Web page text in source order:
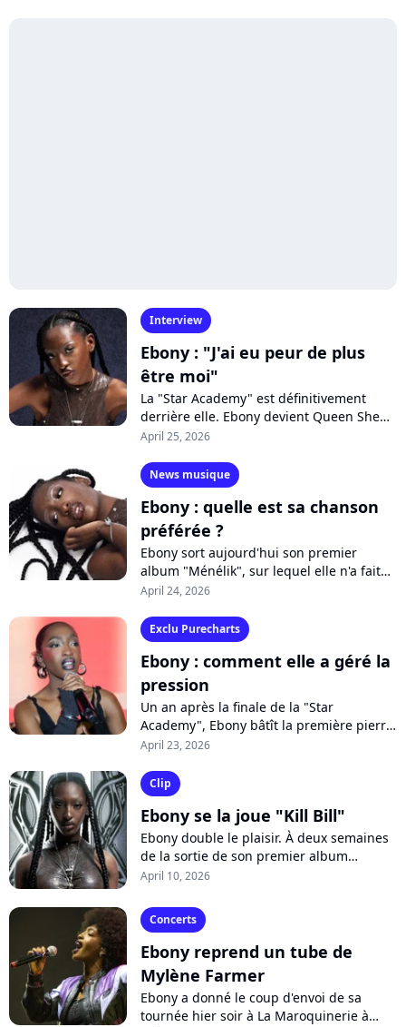
Interview
Ebony : "J'ai eu peur de plus
être moi"
La "Star Academy" est définitivement
derrière elle. Ebony devient Queen Sheba
pour la sortie de son premier album
courant,...
April 25, 2026
News musique
Ebony : quelle est sa chanson
préférée ?
Ebony sort aujourd'hui son premier
album "Ménélik", sur lequel elle n'a fait
"aucun compromis". La chanteuse révélée
April 24, 2026
Exclu Purecharts
Ebony : comment elle a géré la
pression
Un an après la finale de la "Star
Academy", Ebony bâtît la première pierre
de sa carrière avec "Ménélik". Un premier
April 23, 2026
Clip
Ebony se la joue "Kill Bill"
Ebony double le plaisir. À deux semaines
de la sortie de son premier album
"Ménélik", la chanteuse dévoile un court-
April 10, 2026
Concerts
Ebony reprend un tube de
Mylène Farmer
Ebony a donné le coup d'envoi de sa
tournée hier soir à La Maroquinerie à